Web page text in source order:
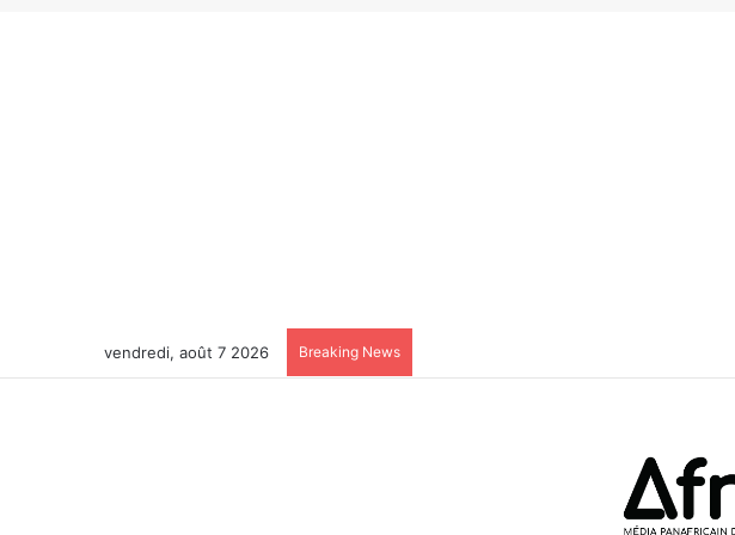
vendredi, août 7 2026 Breaking News